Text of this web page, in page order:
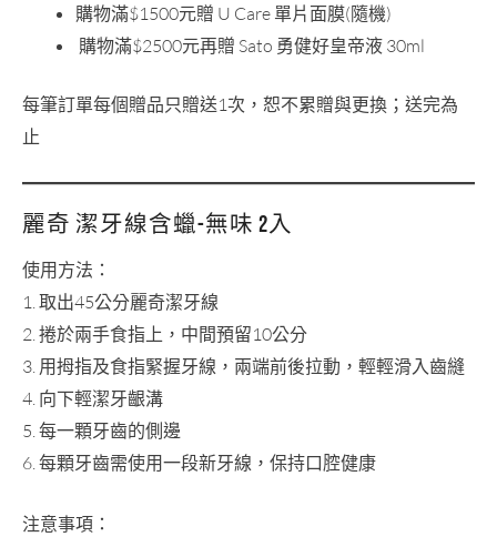
購物滿$1500元贈 U Care 單片面膜(隨機)
購物滿$2500元再贈 Sato 勇健好皇帝液 30ml
每筆訂單每個贈品只贈送1次，恕不累贈與更換；送完為
止
麗奇 潔牙線含蠟-無味 2入
使用方法：
1. 取出45公分麗奇潔牙線
2. 捲於兩手食指上，中間預留10公分
3. 用拇指及食指緊握牙線，兩端前後拉動，輕輕滑入齒縫
4. 向下輕潔牙齦溝
5. 每一顆牙齒的側邊
6. 每顆牙齒需使用一段新牙線，保持口腔健康
注意事項：